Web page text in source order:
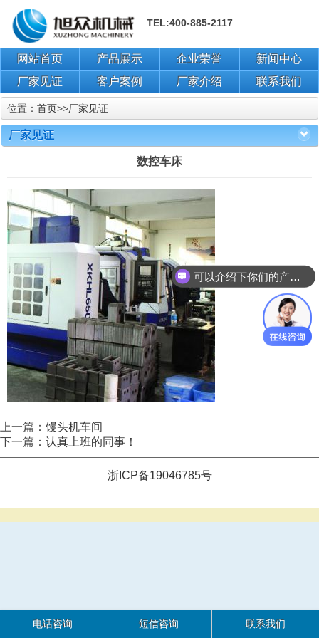
TEL:400-885-2117
网站首页 产品展示 企业荣誉
新闻中心
厂家见证
客户案例 厂家介绍 联系我们
位置： 首页>>厂家见证
厂家见证
数控车床
上一篇： 馒头机车间
下一篇： 认真上班的同事！
浙ICP备19046785号
电话咨询 短信咨询 联系我们
可以介绍下你们的产品么？